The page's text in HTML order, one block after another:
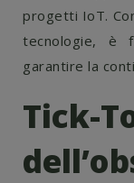
progetti IoT.
tecnologie, è
garantire la
Tick-